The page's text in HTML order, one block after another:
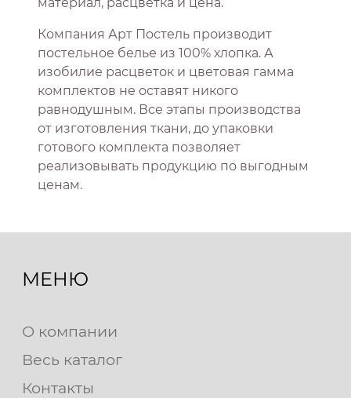
Компания Арт Постель производит
постельное белье из 100% хлопка. А
изобилие расцветок и цветовая гамма
комплектов не оставят никого
равнодушным. Все этапы производства
от изготовления ткани, до упаковки
готового комплекта позволяет
реализовывать продукцию по выгодным
ценам.
МЕНЮ
О компании
Весь каталог
Контакты